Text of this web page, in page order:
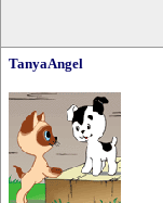
TanyaAngel